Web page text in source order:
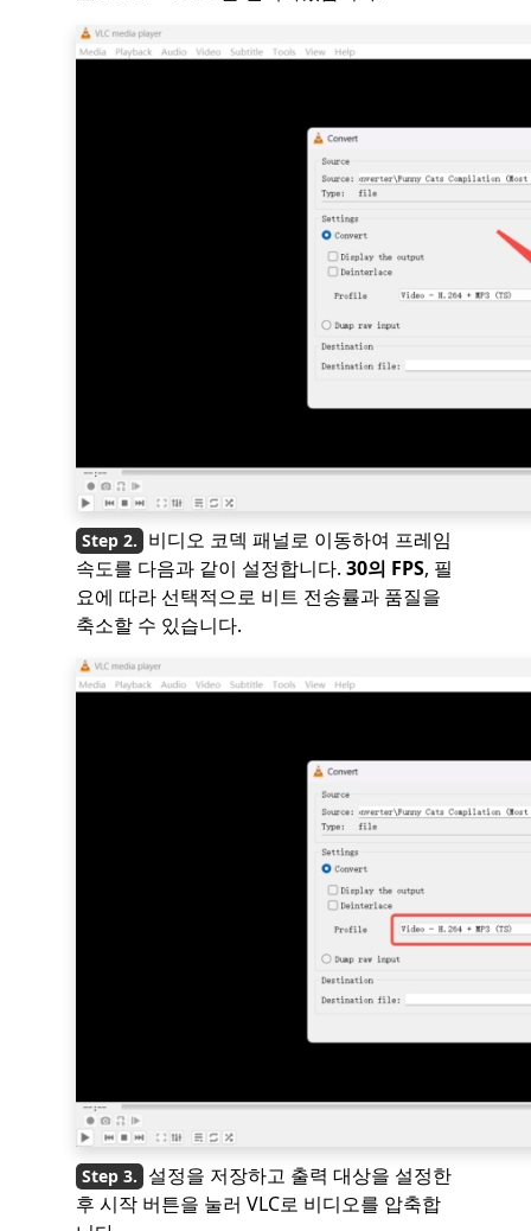
비디오 코덱 패널로 이동하여 프레임
속도를 다음과 같이 설정합니다. 30의 FPS, 필
요에 따라 선택적으로 비트 전송률과 품질을
축소할 수 있습니다.
설정을 저장하고 출력 대상을 설정한
후 시작 버튼을 눌러 VLC로 비디오를 압축합